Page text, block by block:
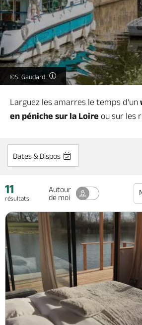
Billetterie en ligne
©S. Gaudard
Larguez les amarres le temps d’un
en péniche sur la Loire ou sur les
Dates & Dispos
11
résultats
Autour
de moi